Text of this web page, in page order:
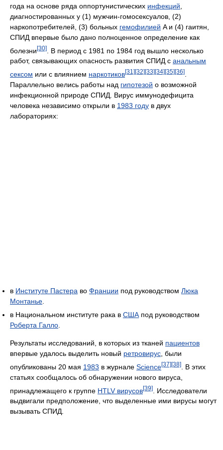
года на основе ряда оппортунистических инфекций
диагностированных у (1) мужчин-гомосексуалов, (2)
наркопотребителей, (3) больных гемофилией A и (4) гаитян,
СПИД впервые было дано полноценное определение как
болезни[30]
. В период с 1981 по 1984 год вышло несколько
работ, связывающих опасность развития СПИД с анальным
сексом или с влиянием наркотиков[31] [32] [33] [34] [35] [36]
Параллельно велись работы над гипотезой о возможной
инфекционной природе СПИД. Вирус иммунодефицита
человека независимо открыли в 1983 году в двух
лабораториях:
в Институте Пастера во Франции под руководством Люка
Монтанье
в Национальном институте рака в США под руководством
Роберта Галло
Результаты исследований, в которых из тканей пациентов
впервые удалось выделить новый ретровирус , были
опубликованы 20 мая 1983 в журнале Science[37] [38]
. В этих
статьях сообщалось об обнаружении нового вируса,
принадлежащего к группе HTLV вирусов[39]
. Исследователи
выдвигали предположение, что выделенные ими вирусы могут
вызывать СПИД.